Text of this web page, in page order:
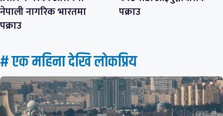
नेपाली नागरिक भारतमा
पक्राउ
पक्राउ
# एक महिना देखि लाेकप्रिय